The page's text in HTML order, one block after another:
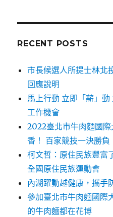
RECENT POSTS
市長候選人所提士林北
回應說明
馬上行動 立即「薪」
工作機會
2022臺北市牛肉麵國
香！ 百家競技一決勝
柯文哲：原住民族豐富
全國原住民族運動會
內湖躍動越健康，攜手
參加臺北市牛肉麵國際
的牛肉麵都在花博